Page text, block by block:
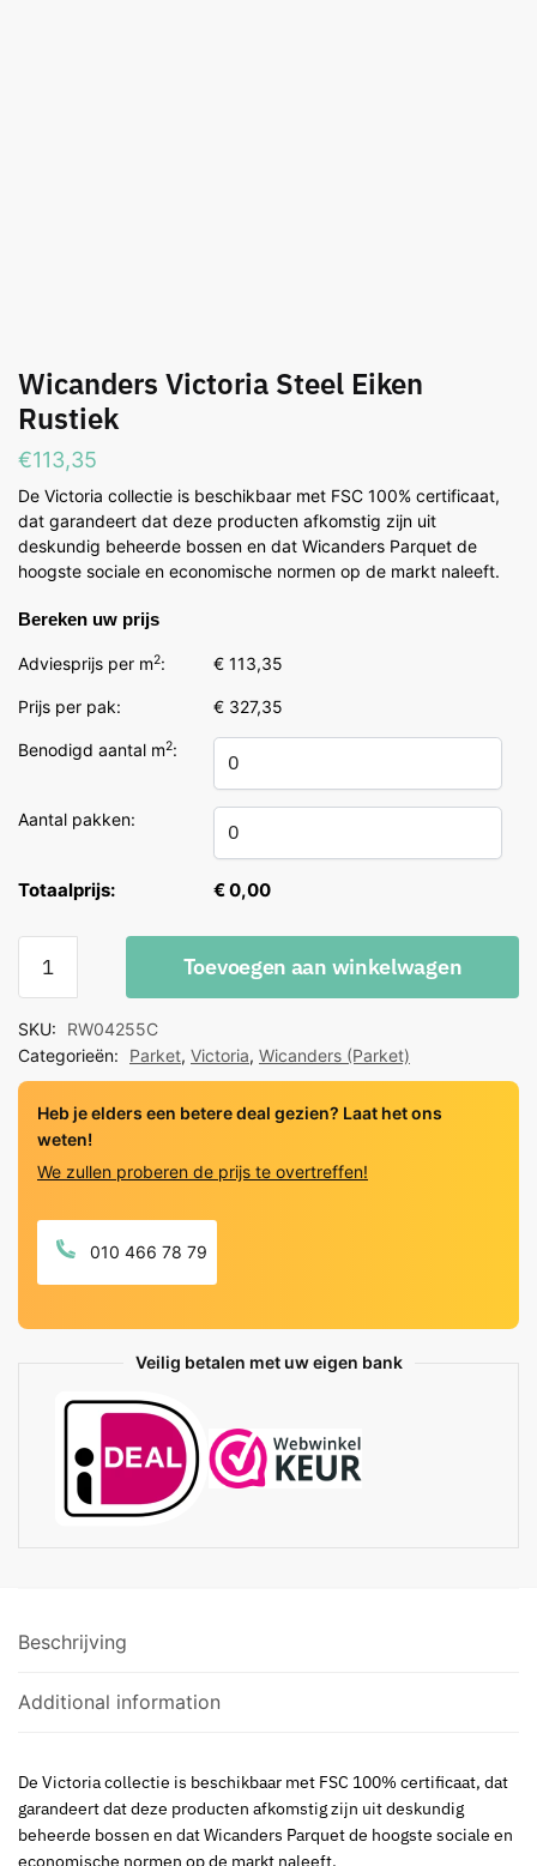
Wicanders Victoria Steel Eiken
Rustiek
€113,35
De Victoria collectie is beschikbaar met FSC 100% certificaat,
dat garandeert dat deze producten afkomstig zijn uit
deskundig beheerde bossen en dat Wicanders Parquet de
hoogste sociale en economische normen op de markt naleeft.
Bereken uw prijs
Adviesprijs per m2: € 113,35
Prijs per pak: € 327,35
Benodigd aantal m2:
Aantal pakken:
Totaalprijs: € 0,00
Victoria
Eiken
Rustiek
quantity
Toevoegen aan winkelwagen
SKU:
RW04255C
Categorieën:
Parket, Victoria, Wicanders (Parket)
Heb je elders een betere deal gezien? Laat het ons
weten!
We zullen proberen de prijs te overtreffen!
010 466 78 79
Veilig betalen met uw eigen bank
Beschrijving
Additional information
De Victoria collectie is beschikbaar met FSC 100% certificaat, dat
garandeert dat deze producten afkomstig zijn uit deskundig
beheerde bossen en dat Wicanders Parquet de hoogste sociale en
economische normen op de markt naleeft.